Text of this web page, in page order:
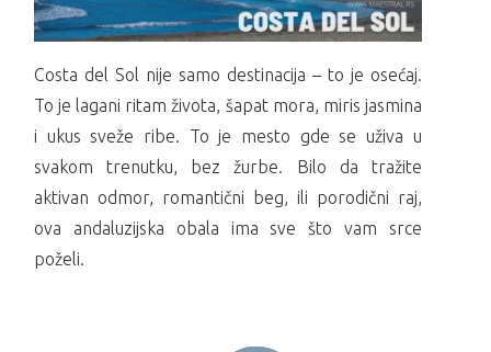
Costa del Sol nije samo destinacija – to je osećaj.
To je lagani ritam života, šapat mora, miris jasmina
i ukus sveže ribe. To je mesto gde se uživa u
svakom trenutku, bez žurbe. Bilo da tražite
aktivan odmor, romantični beg, ili porodični raj,
ova andaluzijska obala ima sve što vam srce
poželi.